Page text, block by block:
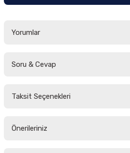
Yorumlar
Soru & Cevap
Taksit Seçenekleri
Önerileriniz